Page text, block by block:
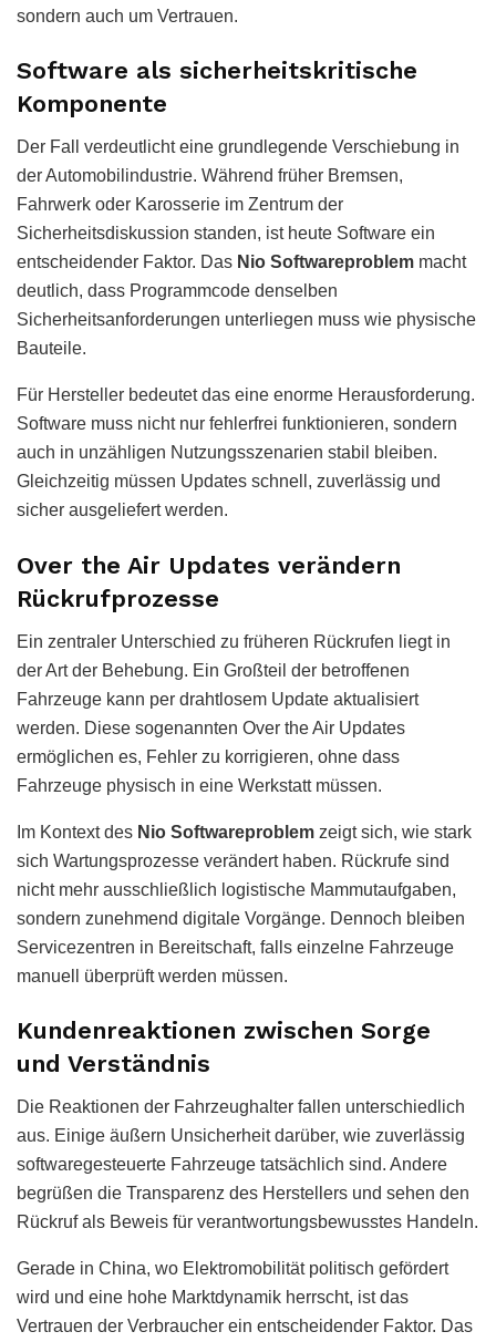
sondern auch um Vertrauen.
Software als sicherheitskritische
Komponente
Der Fall verdeutlicht eine grundlegende Verschiebung in
der Automobilindustrie. Während früher Bremsen,
Fahrwerk oder Karosserie im Zentrum der
Sicherheitsdiskussion standen, ist heute Software ein
entscheidender Faktor. Das Nio Softwareproblem macht
deutlich, dass Programmcode denselben
Sicherheitsanforderungen unterliegen muss wie physische
Bauteile.
Für Hersteller bedeutet das eine enorme Herausforderung.
Software muss nicht nur fehlerfrei funktionieren, sondern
auch in unzähligen Nutzungsszenarien stabil bleiben.
Gleichzeitig müssen Updates schnell, zuverlässig und
sicher ausgeliefert werden.
Over the Air Updates verändern
Rückrufprozesse
Ein zentraler Unterschied zu früheren Rückrufen liegt in
der Art der Behebung. Ein Großteil der betroffenen
Fahrzeuge kann per drahtlosem Update aktualisiert
werden. Diese sogenannten Over the Air Updates
ermöglichen es, Fehler zu korrigieren, ohne dass
Fahrzeuge physisch in eine Werkstatt müssen.
Im Kontext des Nio Softwareproblem zeigt sich, wie stark
sich Wartungsprozesse verändert haben. Rückrufe sind
nicht mehr ausschließlich logistische Mammutaufgaben,
sondern zunehmend digitale Vorgänge. Dennoch bleiben
Servicezentren in Bereitschaft, falls einzelne Fahrzeuge
manuell überprüft werden müssen.
Kundenreaktionen zwischen Sorge
und Verständnis
Die Reaktionen der Fahrzeughalter fallen unterschiedlich
aus. Einige äußern Unsicherheit darüber, wie zuverlässig
softwaregesteuerte Fahrzeuge tatsächlich sind. Andere
begrüßen die Transparenz des Herstellers und sehen den
Rückruf als Beweis für verantwortungsbewusstes Handeln.
Gerade in China, wo Elektromobilität politisch gefördert
wird und eine hohe Marktdynamik herrscht, ist das
Vertrauen der Verbraucher ein entscheidender Faktor. Das